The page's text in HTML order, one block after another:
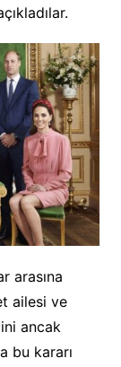
arasına
ailesi ve
ancak
bu kararı